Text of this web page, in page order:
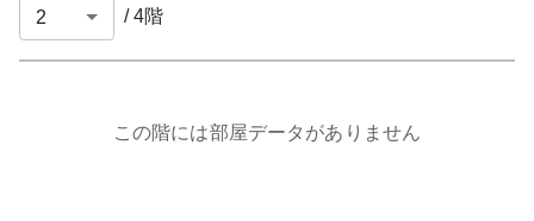
/4階
この階には部屋データがありません